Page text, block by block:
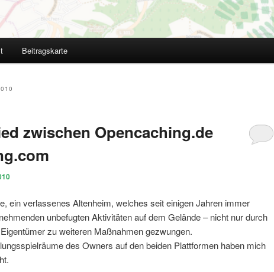
Beitragskarte
zwischen Opencaching.de
ein verlassenes Altenheim, welches seit einigen Jahren immer
unbefugten Aktivitäten auf dem Gelände – nicht nur durch
zu weiteren Maßnahmen gezwungen.
des Owners auf den beiden Plattformen haben mich